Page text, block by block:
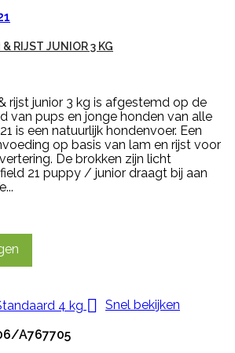
& RIJST JUNIOR 3 KG
rijst junior 3 kg is afgestemd op de
van pups en jonge honden van alle
is een natuurlijk hondenvoer. Een
op basis van lam en rijst voor
De brokken zijn licht
21 puppy / junior draagt bij aan
 Snel bekijken
A767705